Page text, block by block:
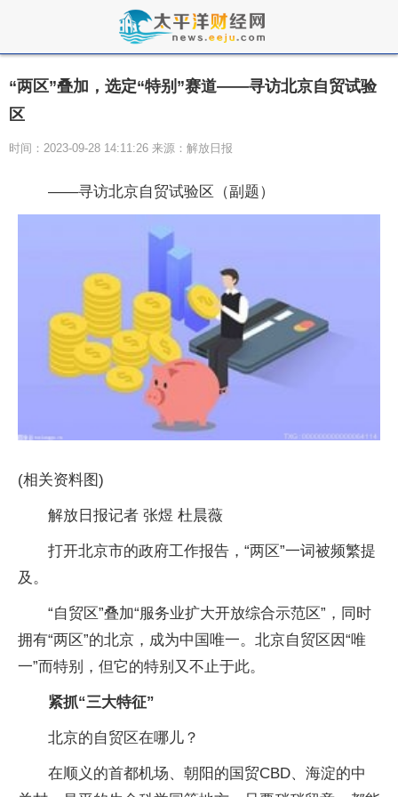
“两区”叠加，选定“特别”赛道——寻访北京自贸试验
区
时间：2023-09-28 14:11:26 来源：解放日报
——寻访北京自贸试验区（副题）
(相关资料图)
解放日报记者 张煜 杜晨薇
打开北京市的政府工作报告，“两区”一词被频繁提
及。
“自贸区”叠加“服务业扩大开放综合示范区”，同时
拥有“两区”的北京，成为中国唯一。北京自贸区因“唯
一”而特别，但它的特别又不止于此。
紧抓“三大特征”
北京的自贸区在哪儿？
在顺义的首都机场、朝阳的国贸CBD、海淀的中